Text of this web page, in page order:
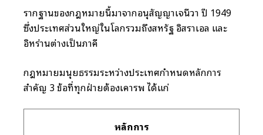
รากฐานของกฎหมายนี้มาจากอนุสัญญาเจนีวา ปี 1949
ซึ่งประเทศส่วนใหญ่ในโลกรวมถึงสหรัฐ อิสราเอล และ
อิหร่านต่างเป็นภาคี
กฎหมายมนุษยธรรมระหว่างประเทศกำหนดหลักการ
สำคัญ 3 ข้อที่ทุกฝ่ายต้องเคารพ ได้แก่
หลักการ